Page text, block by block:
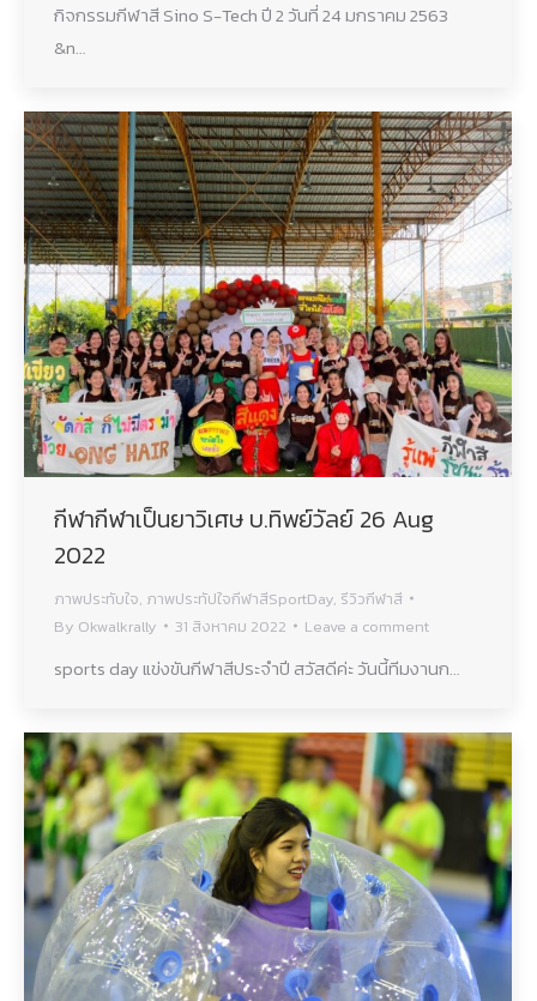
กิจกรรมกีฬาสี Sino S-Tech ปี 2 วันที่ 24 มกราคม 2563
&n…
กีฬากีฬาเป็นยาวิเศษ บ.ทิพย์วัลย์ 26 Aug
2022
ภาพประทับใจ, ภาพประทัปใจกีฬาสีSportDay, รีวิวกีฬาสี
By Okwalkrally 31 สิงหาคม 2022 Leave a comment
sports day แข่งขันกีฬาสีประจำปี สวัสดีค่ะ วันนี้ทีมงานก…